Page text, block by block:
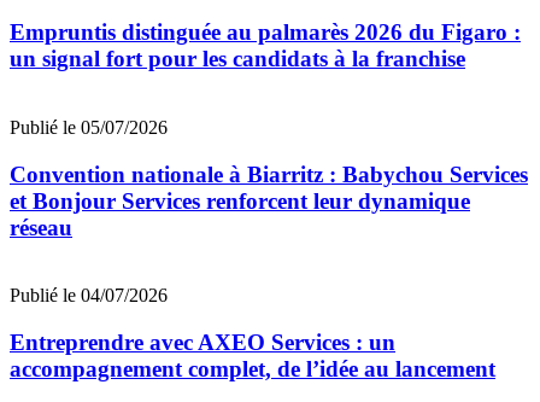
Empruntis distinguée au palmarès 2026 du Figaro :
un signal fort pour les candidats à la franchise
Publié le 05/07/2026
Convention nationale à Biarritz : Babychou Services
et Bonjour Services renforcent leur dynamique
réseau
Publié le 04/07/2026
Entreprendre avec AXEO Services : un
accompagnement complet, de l’idée au lancement